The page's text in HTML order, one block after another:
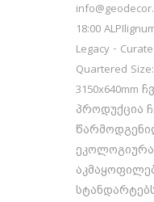
18:00
Legacy -
Quartered
3150x640mm
პროდუქცია